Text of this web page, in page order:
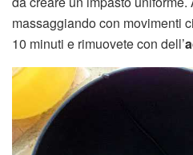
massaggiando con movimenti
10 minuti e rimuovete con dell’